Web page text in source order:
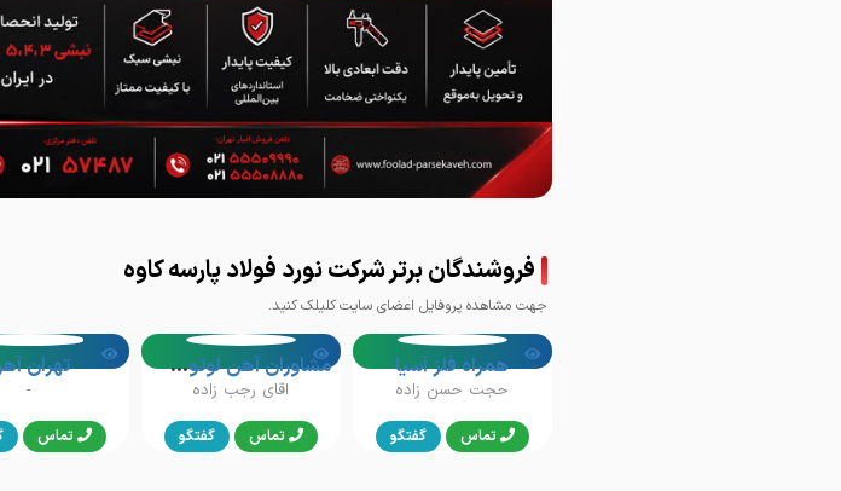
فروشندگان برتر شرکت نورد فولاد پارسه کاوه
جهت مشاهده پروفایل اعضای سایت کلیلک کنید.
همراه فلز آسیا
حجت حسن زاده
تماس گفتگو
مشاوران آهن لوتوس آرتا
اقای رجب زاده
تماس گفتگو
تهران
-
تماس